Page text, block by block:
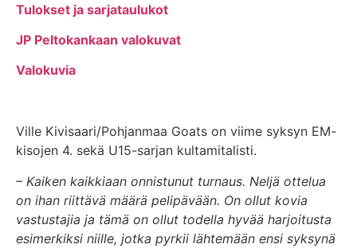
Tulokset ja sarjataulukot
JP Peltokankaan valokuvat
Valokuvia
Ville Kivisaari/Pohjanmaa Goats on viime syksyn EM-
kisojen 4. sekä U15-sarjan kultamitalisti.
– Kaiken kaikkiaan onnistunut turnaus. Neljä ottelua
on ihan riittävä määrä pelipävään. On ollut kovia
vastustajia ja tämä on ollut todella hyvää harjoitusta
esimerkiksi niille, jotka pyrkii lähtemään ensi syksynä